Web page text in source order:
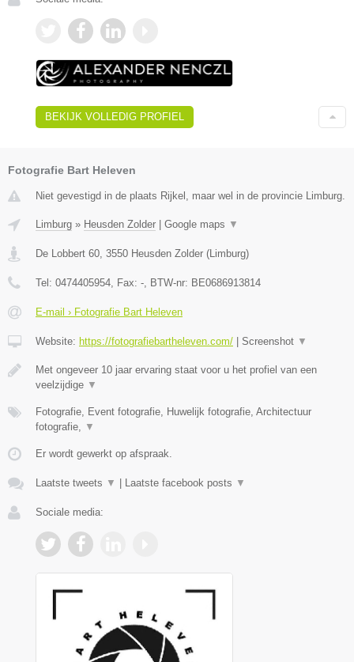
BEKIJK VOLLEDIG PROFIEL
Fotografie Bart Heleven
Niet gevestigd in de plaats Rijkel, maar wel in de provincie Limburg.
Limburg » Heusden Zolder Google maps ▼
De Lobbert 60 3550 Heusden Zolder ( Limburg)
Tel: 0474405954 , Fax: - , BTW-nr: BE0686913814
E-mail › Fotografie Bart Heleven
Website: https://fotografiebartheleven.com/ Screenshot ▼
Met ongeveer 10 jaar ervaring staat voor u het profiel van een
veelzijdige ▼
Fotografie, Event fotografie, Huwelijk fotografie, Architectuur
fotografie,
▼
Er wordt gewerkt op afspraak.
Laatste tweets ▼ Laatste facebook posts ▼
Sociale media: